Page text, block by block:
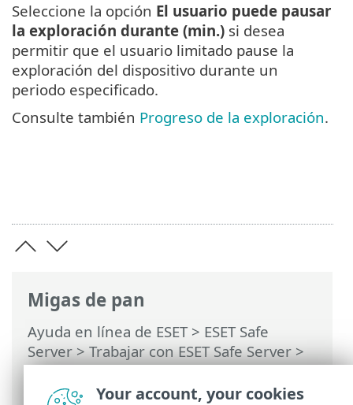
Migas de pan
Ayuda en línea de ESET> ESET Safe
Server>Trabajar con ESET Safe Server>
Herramientas>Tareas programadas>
Ventanas de diálogo: tareas programadas
Seleccione la opción El usuario puede pausar
la exploración durante (min.) si desea
permitir que el usuario limitado pause la
exploración del dispositivo durante un
periodo especificado.
Consulte también Progreso de la exploración.
Your account, your cookies